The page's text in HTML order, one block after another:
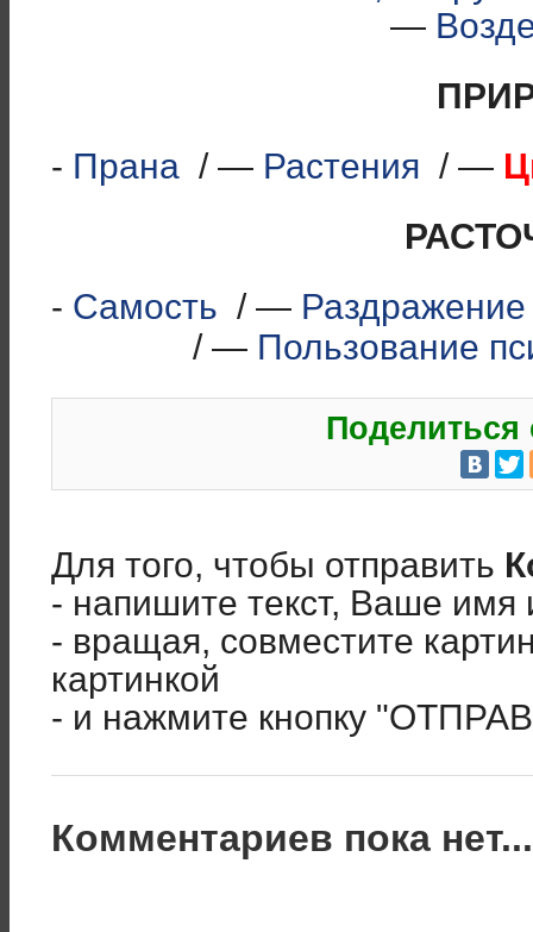
—
- Прана / — Растения / —
- Самость / — Раздражение
/ — Пользование
Поделиться
Для того, чтобы отправить
- напишите текст, Ваше имя
- вращая, совместите
картинкой
- и нажмите кнопку
Комментариев пока